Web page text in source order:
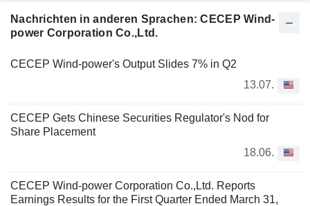
Nachrichten in anderen Sprachen: CECEP Wind-
power Corporation Co.,Ltd.
CECEP Wind-power's Output Slides 7% in Q2
13.07.
CECEP Gets Chinese Securities Regulator's Nod for
Share Placement
18.06.
CECEP Wind-power Corporation Co.,Ltd. Reports
Earnings Results for the First Quarter Ended March 31,